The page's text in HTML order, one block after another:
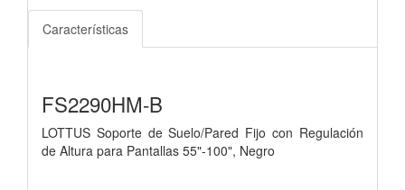
Características
FS2290HM-B
LOTTUS Soporte de Suelo/Pared Fijo con Regulación
de Altura para Pantallas 55"-100", Negro